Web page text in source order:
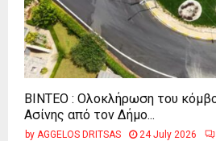
ΒΙΝΤΕΟ : Ολοκλήρωση του
Ασίνης από τον Δήμο...
by AGGELOS DRITSAS 24 July 2026